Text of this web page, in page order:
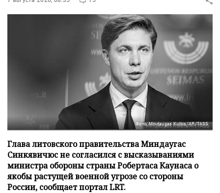
Фото: Mindaugas Kulbis/AP/TASS
Глава литовского правительства Миндаугас
Синкявичюс не согласился с высказываниями
министра обороны страны Робертаса Каунаса о
якобы растущей военной угрозе со стороны
России, сообщает портал LRT.